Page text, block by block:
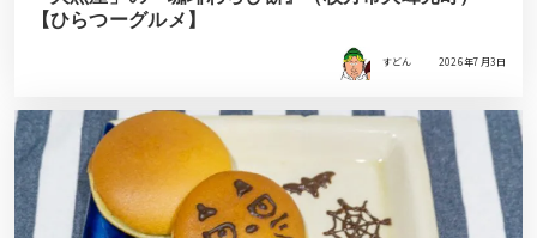
【ひらつーグルメ】
すどん 2026年7月3日